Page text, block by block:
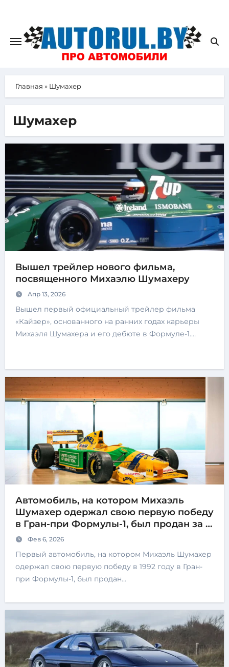
Главная » Шумахер
Шумахер
Вышел трейлер нового фильма,
посвященного Михаэлю Шумахеру
Апр 13, 2026
Вышел первый официальный трейлер фильма
«Кайзер», основанного на ранних годах карьеры
Михаэля Шумахера и его дебюте в Формуле-1.…
Автомобиль, на котором Михаэль
Шумахер одержал свою первую победу
в Гран-при Формулы-1, был продан за 5
миллионов евро
Фев 6, 2026
Первый автомобиль, на котором Михаэль Шумахер
одержал свою первую победу в 1992 году в Гран-
при Формулы-1, был продан…